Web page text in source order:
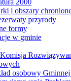
2000
i obszary
przyrody
formy
w gminie
osobowy